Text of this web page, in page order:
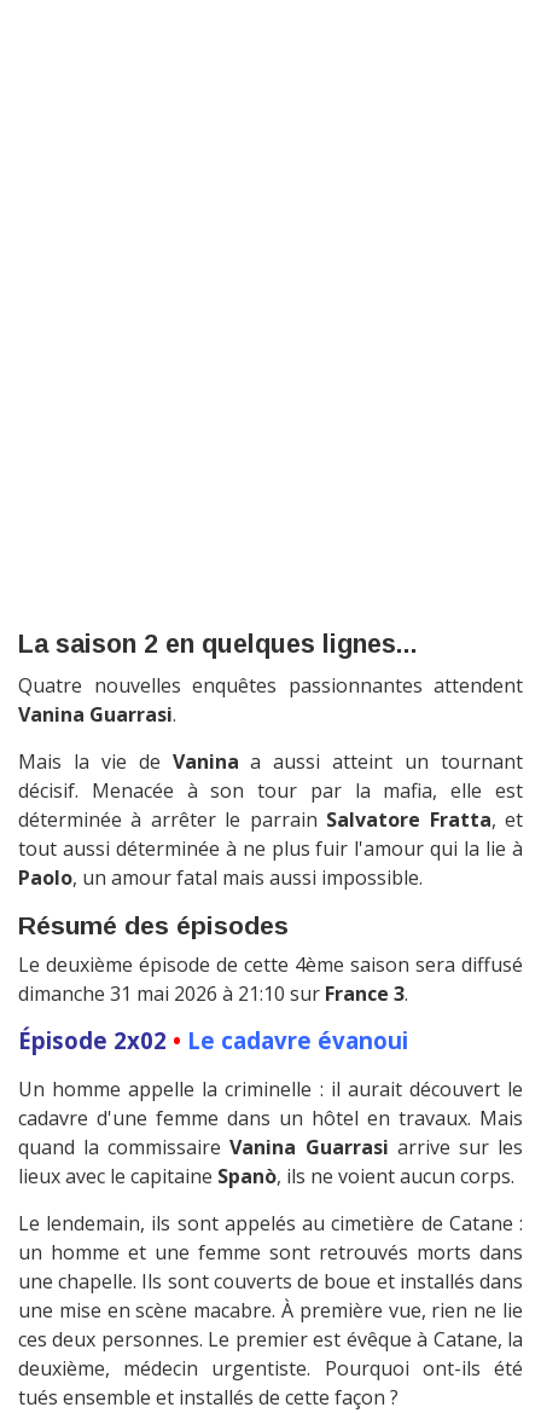
La saison 2 en quelques lignes...
Quatre nouvelles enquêtes passionnantes attendent
Vanina Guarrasi.
Mais la vie de Vanina a aussi atteint un tournant
décisif. Menacée à son tour par la mafia, elle est
déterminée à arrêter le parrain Salvatore Fratta, et
tout aussi déterminée à ne plus fuir l'amour qui la lie à
Paolo, un amour fatal mais aussi impossible.
Résumé des épisodes
Le deuxième épisode de cette 4ème saison sera diffusé
dimanche 31 mai 2026 à 21:10 sur France 3.
Épisode 2x02 • Le cadavre évanoui
Un homme appelle la criminelle : il aurait découvert le
cadavre d'une femme dans un hôtel en travaux. Mais
quand la commissaireVanina Guarrasi arrive sur les
lieux avec le capitaine Spanò, ils ne voient aucun corps.
Le lendemain, ils sont appelés au cimetière de Catane :
un homme et une femme sont retrouvés morts dans
une chapelle. Ils sont couverts de boue et installés dans
une mise en scène macabre. À première vue, rien ne lie
ces deux personnes. Le premier est évêque à Catane, la
deuxième, médecin urgentiste. Pourquoi ont-ils été
tués ensemble et installés de cette façon ?